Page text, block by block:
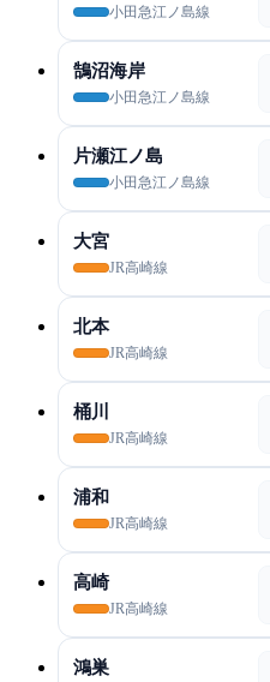
小田急江ノ島線
鵠沼海岸
小田急江ノ島線
片瀬江ノ島
小田急江ノ島線
大宮
JR高崎線
北本
JR高崎線
桶川
JR高崎線
浦和
JR高崎線
高崎
JR高崎線
鴻巣